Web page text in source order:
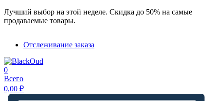
Лучший выбор на этой неделе. Скидка до 50% на самые
продаваемые товары.
Отслеживание заказа
0
Всего
0,00 ₽